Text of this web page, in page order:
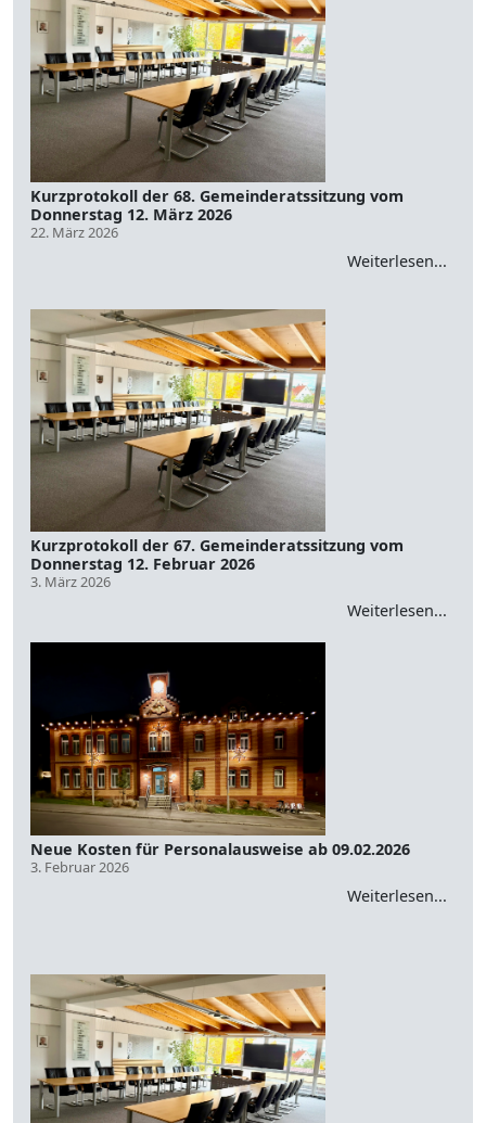
Kurzprotokoll der 68. Gemeinderatssitzung vom
Donnerstag 12. März 2026
22. März 2026
Weiterlesen...
Kurzprotokoll der 67. Gemeinderatssitzung vom
Donnerstag 12. Februar 2026
3. März 2026
Weiterlesen...
Neue Kosten für Personalausweise ab 09.02.2026
3. Februar 2026
Weiterlesen...